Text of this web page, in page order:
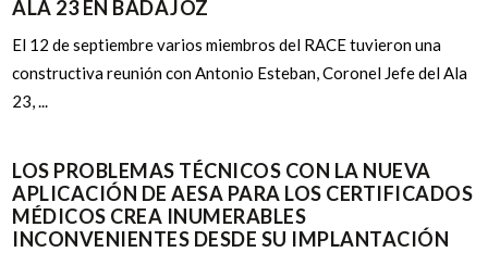
ALA 23 EN BADAJOZ
El 12 de septiembre varios miembros del RACE tuvieron una
constructiva reunión con Antonio Esteban, Coronel Jefe del Ala
23, ...
LOS PROBLEMAS TÉCNICOS CON LA NUEVA
APLICACIÓN DE AESA PARA LOS CERTIFICADOS
MÉDICOS CREA INUMERABLES
INCONVENIENTES DESDE SU IMPLANTACIÓN